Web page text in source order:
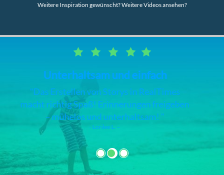
Weitere Inspiration gewünscht? Weitere Videos ansehen?
RealTimes Video Maker
Diese App ist klasse und völlig
unkompliziert. Ich habe aus den ganzen
Aufnahmen auf meinem Smartphone
Videos gemacht.